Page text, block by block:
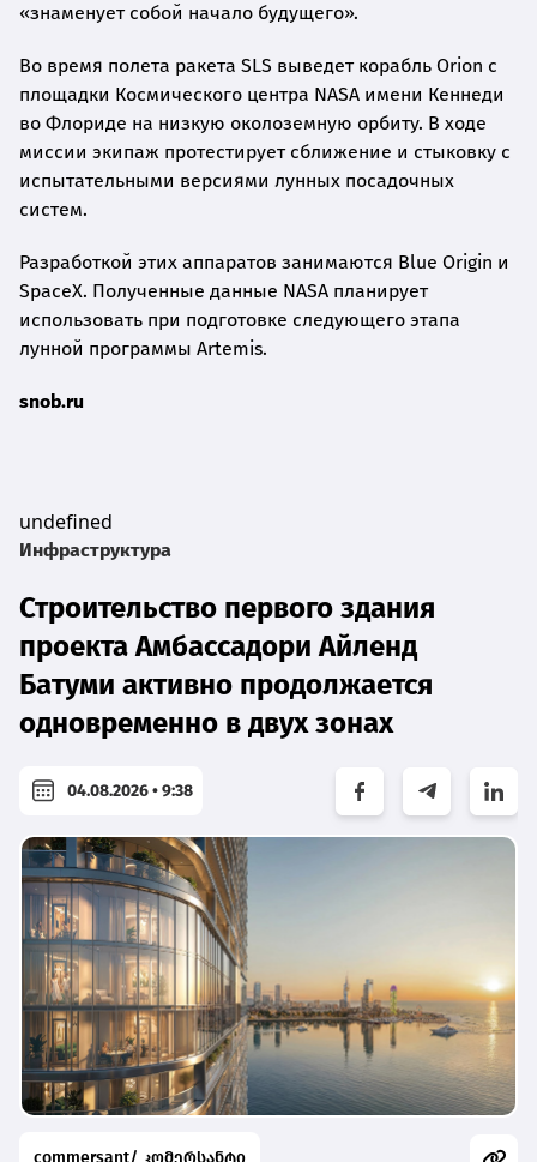
«знаменует собой начало будущего».
Во время полета ракета SLS выведет корабль Orion с
площадки Космического центра NASA имени Кеннеди
во Флориде на низкую околоземную орбиту. В ходе
миссии экипаж протестирует сближение и стыковку с
испытательными версиями лунных посадочных
систем.
Разработкой этих аппаратов занимаются Blue Origin и
SpaceX. Полученные данные NASA планирует
использовать при подготовке следующего этапа
лунной программы Artemis.
snob.ru
undefined
Инфраструктура
Строительство первого здания
проекта Амбассадори Айленд
Батуми активно продолжается
одновременно в двух зонах
04.08.2026 • 9:38